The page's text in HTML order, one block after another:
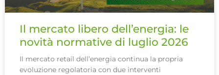
Il mercato libero dell’energia: le
novità normative di luglio 2026
Il mercato retail dell’energia continua la propria
evoluzione regolatoria con due interventi